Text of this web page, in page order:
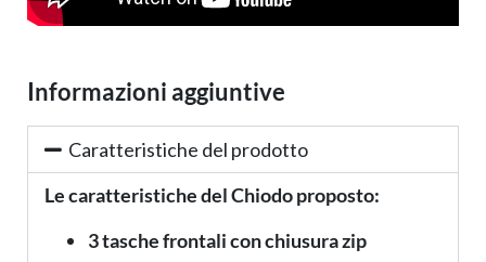
Informazioni aggiuntive
Caratteristiche del prodotto
Le caratteristiche del Chiodo proposto:
3 tasche frontali con chiusura zip